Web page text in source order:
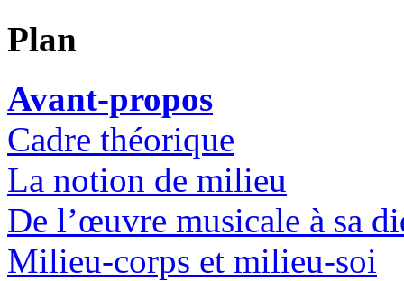
Plan
Avant-propos
Cadre théorique
La notion de milieu
De l’œuvre musicale à sa
Milieu-corps et milieu-soi